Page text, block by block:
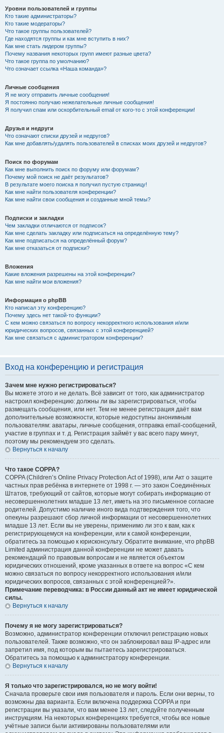
Уровни пользователей и группы
Кто такие администраторы?
Кто такие модераторы?
Что такое группы пользователей?
Где находятся группы и как мне вступить в них?
Как мне стать лидером группы?
Почему названия некоторых групп имеют разные цвета?
Что такое группа по умолчанию?
Что означает ссылка «Наша команда»?
Личные сообщения
Я не могу отправить личные сообщения!
Я постоянно получаю нежелательные личные сообщения!
Я получил спам или оскорбительный email от кого-то с этой конференции!
Друзья и недруги
Что означают списки друзей и недругов?
Как мне добавлять/удалять пользователей в списках моих друзей и недругов?
Поиск по форумам
Как мне выполнить поиск по форуму или форумам?
Почему мой поиск не даёт результатов?
В результате моего поиска я получил пустую страницу!
Как мне найти пользователя конференции?
Как мне найти свои сообщения и созданные мной темы?
Подписки и закладки
Чем закладки отличаются от подписок?
Как мне сделать закладку или подписаться на определённую тему?
Как мне подписаться на определённый форум?
Как мне отказаться от подписки?
Вложения
Какие вложения разрешены на этой конференции?
Как мне найти мои вложения?
Информация о phpBB
Кто написал эту конференцию?
Почему здесь нет такой-то функции?
С кем можно связаться по вопросу некорректного использования и/или
юридических вопросов, связанных с этой конференцией?
Как мне связаться с администратором конференции?
Вход на конференцию и регистрация
Зачем мне нужно регистрироваться?
Вы можете этого и не делать. Всё зависит от того, как администратор
настроил конференцию: должны ли вы зарегистрироваться, чтобы
размещать сообщения, или нет. Тем не менее регистрация даёт вам
дополнительные возможности, которые недоступны анонимным
пользователям: аватары, личные сообщения, отправка email-сообщений,
участие в группах и т. д. Регистрация займёт у вас всего пару минут,
поэтому мы рекомендуем это сделать.
Вернуться к началу
Что такое COPPA?
COPPA (Children’s Online Privacy Protection Act of 1998), или Акт о защите
частных прав ребёнка в интернете от 1998 г. — это закон Соединённых
Штатов, требующий от сайтов, которые могут собирать информацию от
несовершеннолетних младше 13 лет, иметь на это письменное согласие
родителей. Допустимо наличие иного вида подтверждения того, что
опекуны разрешают сбор личной информации от несовершеннолетних
младше 13 лет. Если вы не уверены, применимо ли это к вам, как к
регистрирующемуся на конференции, или к самой конференции,
обратитесь за помощью к юрисконсульту. Обратите внимание, что phpBB
Limited администрация данной конференции не может давать
рекомендаций по правовым вопросам и не является объектом
юридических отношений, кроме указанных в ответе на вопрос «С кем
можно связаться по вопросу некорректного использования и/или
юридических вопросов, связанных с этой конференцией?».
Примечание переводчика: в России данный акт не имеет юридической
силы.
Вернуться к началу
Почему я не могу зарегистрироваться?
Возможно, администратор конференции отключил регистрацию новых
пользователей. Также возможно, что он заблокировал ваш IP-адрес или
запретил имя, под которым вы пытаетесь зарегистрироваться.
Обратитесь за помощью к администратору конференции.
Вернуться к началу
Я только что зарегистрировался, но не могу войти!
Сначала проверьте свои имя пользователя и пароль. Если они верны, то
возможны два варианта. Если включена поддержка COPPA и при
регистрации вы указали, что вам менее 13 лет, следуйте полученным
инструкциям. На некоторых конференциях требуется, чтобы все новые
учётные записи были активированы пользователями или